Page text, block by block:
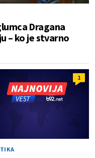
Dragana
– ko je stvarno
1